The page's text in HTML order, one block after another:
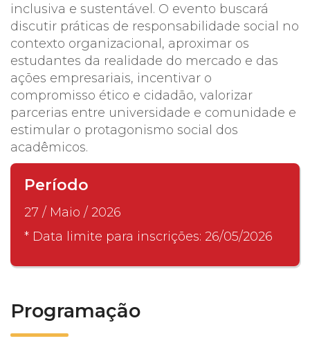
inclusiva e sustentável. O evento buscará
discutir práticas de responsabilidade social no
contexto organizacional, aproximar os
estudantes da realidade do mercado e das
ações empresariais, incentivar o
compromisso ético e cidadão, valorizar
parcerias entre universidade e comunidade e
estimular o protagonismo social dos
acadêmicos.
Período
27 / Maio / 2026
* Data limite para inscrições: 26/05/2026
Programação